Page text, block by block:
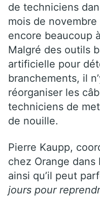
de techniciens
mois de
encore beaucoup
Malgré des outils
artificielle pour
branchements, il
réorganiser les
techniciens de
de nouille.
Pierre Kaupp,
chez Orange
ainsi qu’il peut
jours pour